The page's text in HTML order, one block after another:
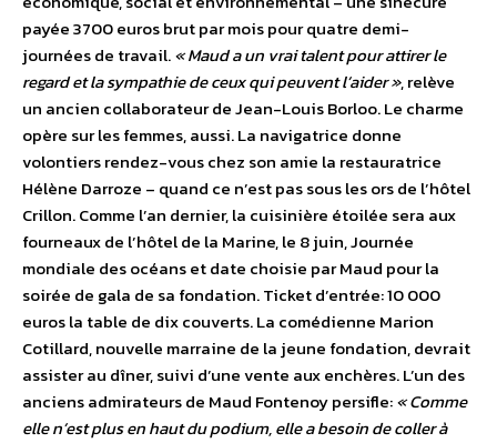
payée 3700 euros brut par mois pour quatre demi-
journées de travail.« Maud a un vrai talent pour attirer le
regard et la sympathie de ceux qui peuvent l’aider », relève
un ancien collaborateur de Jean-Louis Borloo. Le charme
opère sur les femmes, aussi. La navigatrice donne
volontiers rendez-vous chez son amie la restauratrice
Hélène Darroze – quand ce n’est pas sous les ors de l’hôtel
Crillon. Comme l’an dernier, la cuisinière étoilée sera aux
fourneaux de l’hôtel de la Marine, le 8 juin, Journée
mondiale des océans et date choisie par Maud pour la
soirée de gala de sa fondation. Ticket d’entrée: 10 000
euros la table de dix couverts. La comédienne Marion
Cotillard, nouvelle marraine de la jeune fondation, devrait
assister au dîner, suivi d’une vente aux enchères. L’un des
anciens admirateurs de Maud Fontenoy persifle:« Comme
elle n’est plus en haut du podium, elle a besoin de coller à